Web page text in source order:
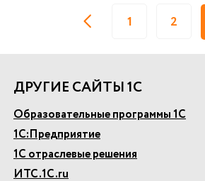
1 2
ДРУГИЕ САЙТЫ 1С
Образовательные программы 1С
1С:Предприятие
1С отраслевые решения
ИТС.1С.ru